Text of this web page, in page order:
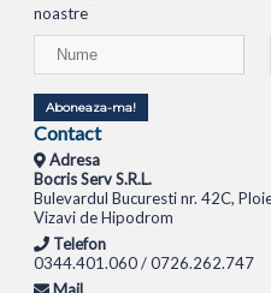
noastre
Aboneaza-ma!
Contact
Adresa
Bocris Serv S.R.L.
Bulevardul Bucuresti nr. 42C,
Vizavi de Hipodrom
Telefon
0344.401.060 / 0726.262.747